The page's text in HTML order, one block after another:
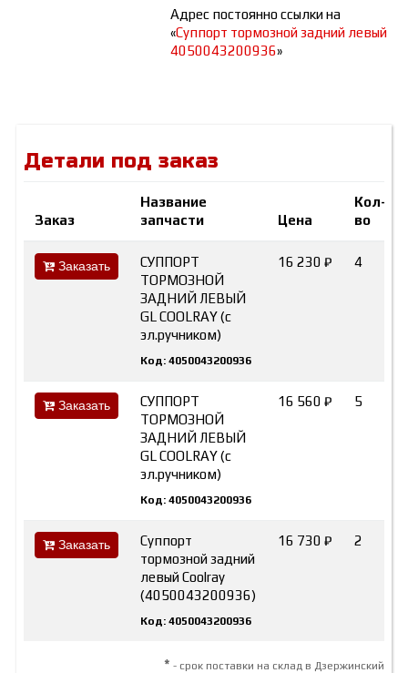
Адрес постоянно ссылки на
«Суппорт тормозной задний левый
4050043200936»
Детали под заказ
Заказ
Название
запчасти
Цена
Кол-
во
Заказать
СУППОРТ
ТОРМОЗНОЙ
ЗАДНИЙ ЛЕВЫЙ
GL COOLRAY (с
эл.ручником)
Код: 4050043200936
16 230 ₽ 4
Заказать
СУППОРТ
ТОРМОЗНОЙ
ЗАДНИЙ ЛЕВЫЙ
GL COOLRAY (с
эл.ручником)
Код: 4050043200936
16 560 ₽ 5
Заказать
Суппорт
тормозной задний
левый Coolray
(4050043200936)
Код: 4050043200936
16 730 ₽ 2
* - срок поставки на склад в Дзержинский